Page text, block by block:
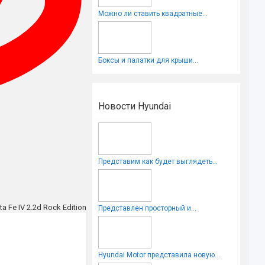
Fe IV 2.2d Rock Edition
Можно ли ставить квадратные...
Боксы и палатки для крыши...
Новости Hyundai
Представим как будет выглядеть...
Представлен просторный и...
Hyundai Motor представила новую...